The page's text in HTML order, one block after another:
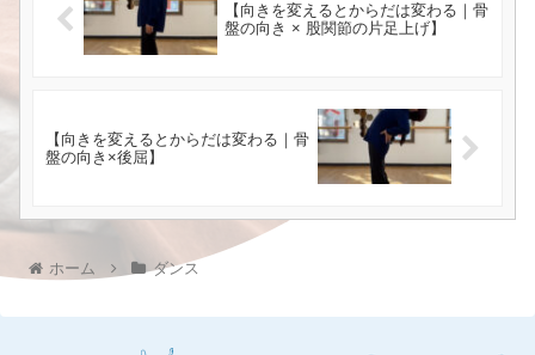
【向きを変えるとからだは変わる｜骨
盤の向き × 股関節の片足上げ】
【向きを変えるとからだは変わる｜骨
盤の向き×後屈】
ホーム ダンス